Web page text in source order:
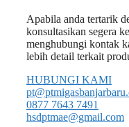
Apabila anda tertarik
konsultasikan segera
menghubungi kontak
lebih detail terkait
HUBUNGI KAMI
0877 7643 7491
hsdptmae@gmail.com